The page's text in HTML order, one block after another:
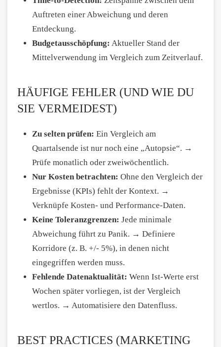
Auftreten einer Abweichung und deren
Entdeckung.
Budgetausschöpfung: Aktueller Stand der
Mittelverwendung im Vergleich zum Zeitverlauf.
HÄUFIGE FEHLER (UND WIE DU
SIE VERMEIDEST)
Zu selten prüfen: Ein Vergleich am
Quartalsende ist nur noch eine „Autopsie“. →
Prüfe monatlich oder zweiwöchentlich.
Nur Kosten betrachten: Ohne den Vergleich der
Ergebnisse (KPIs) fehlt der Kontext. →
Verknüpfe Kosten- und Performance-Daten.
Keine Toleranzgrenzen: Jede minimale
Abweichung führt zu Panik. → Definiere
Korridore (z. B. +/- 5%), in denen nicht
eingegriffen werden muss.
Fehlende Datenaktualität: Wenn Ist-Werte erst
Wochen später vorliegen, ist der Vergleich
wertlos. → Automatisiere den Datenfluss.
BEST PRACTICES (MARKETING